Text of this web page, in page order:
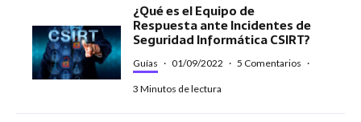
¿Qué es el Equipo de
Respuesta ante Incidentes de
Seguridad Informática CSIRT?
Guías · 01/09/2022 · 5 Comentarios ·
3 Minutos de lectura